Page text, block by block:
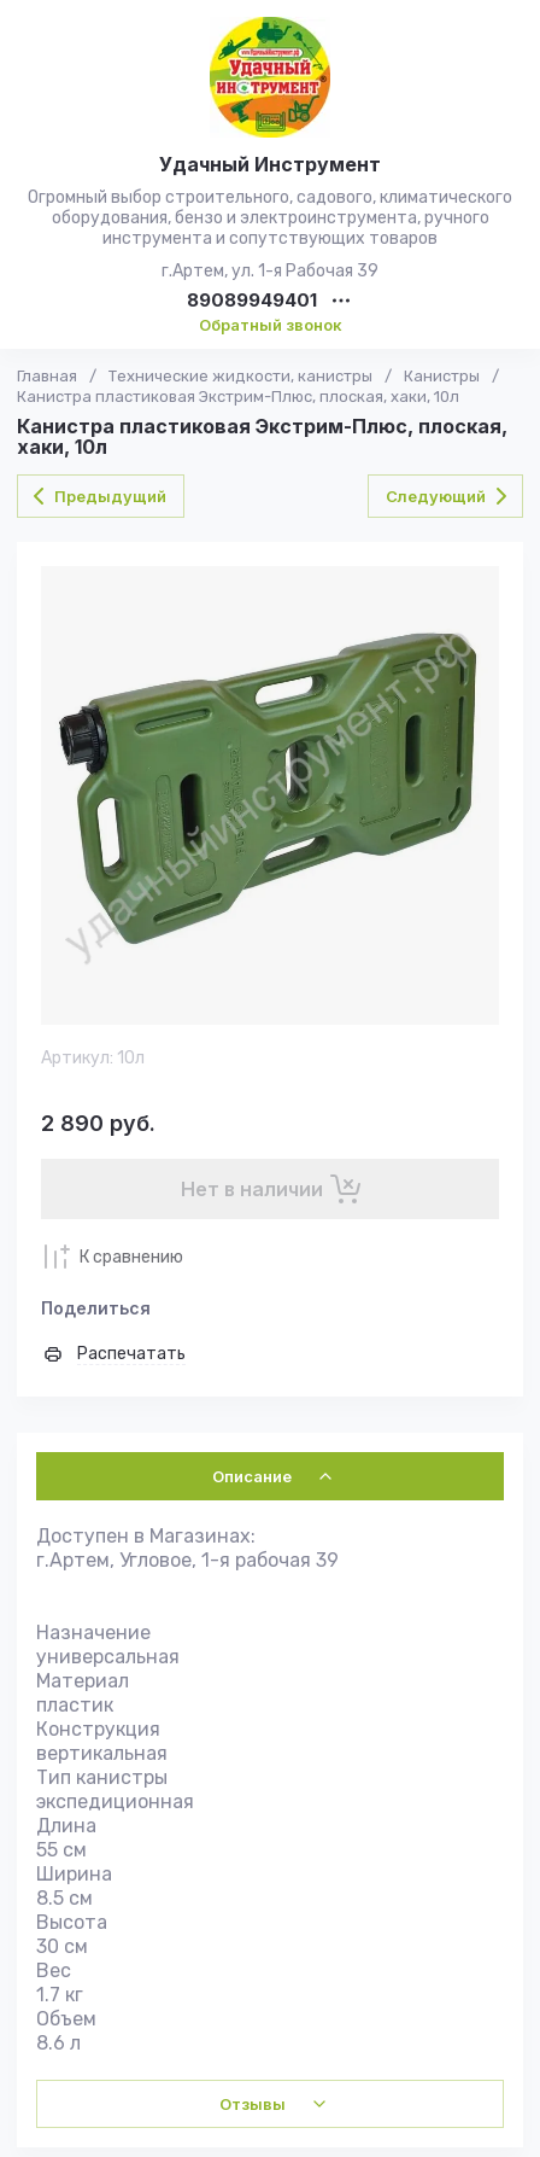
Удачный Инструмент
Огромный выбор строительного, садового, климатического
оборудования, бензо и электроинструмента, ручного
инструмента и сопутствующих товаров
г.Артем, ул. 1-я Рабочая 39
89089949401
Обратный звонок
Главная / Технические жидкости, канистры / Канистры
/
Канистра пластиковая Экстрим-Плюс, плоская, хаки, 10л
Канистра пластиковая Экстрим-Плюс, плоская,
хаки, 10л
Предыдущий Следующий
Артикул: 10л
2 890 руб.
Нет в наличии
К сравнению
Поделиться
Распечатать
Описание
Доступен в Магазинах:
г.Артем, Угловое, 1-я рабочая 39
Назначение
универсальная
Материал
пластик
Конструкция
вертикальная
Тип канистры
экспедиционная
Длина
55 см
Ширина
8.5 см
Высота
30 см
Вес
1.7 кг
Объем
8.6 л
Отзывы